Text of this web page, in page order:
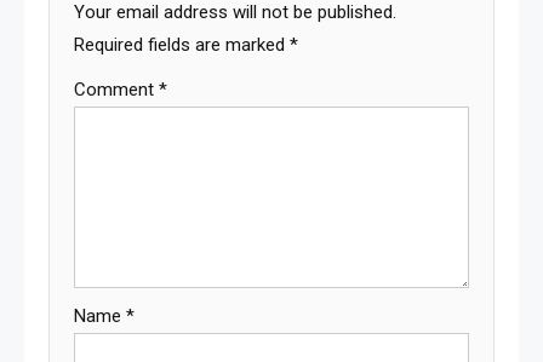
Your email address will not be published.
Required fields are marked *
Comment *
Name *